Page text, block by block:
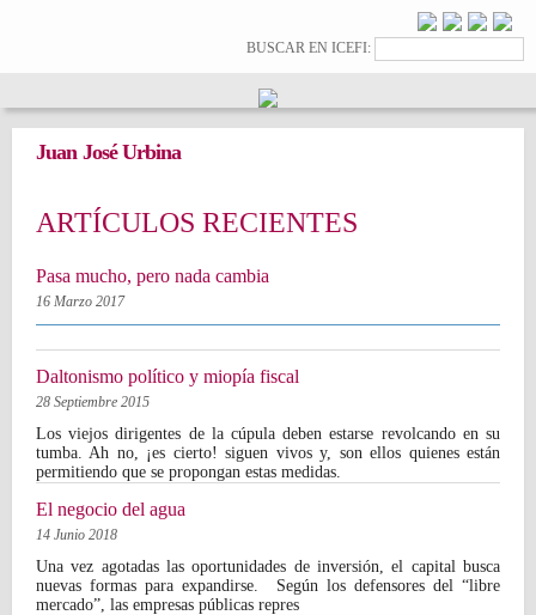
principalFormulario de
búsqueda
BUSCAR EN ICEFI:
Juan José Urbina
ARTÍCULOS RECIENTES
Pasa mucho, pero nada cambia
16 Marzo 2017
Daltonismo político y miopía fiscal
28 Septiembre 2015
Los viejos dirigentes de la cúpula deben estarse revolcando en su
tumba. Ah no, ¡es cierto! siguen vivos y, son ellos quienes están
permitiendo que se propongan estas medidas.
El negocio del agua
14 Junio 2018
Una vez agotadas las oportunidades de inversión, el capital busca
nuevas formas para expandirse. Según los defensores del “libre
mercado”, las empresas públicas repres